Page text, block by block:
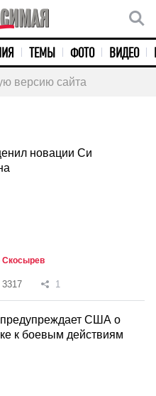
ТЕМЫ ФОТО ВИДЕО
версию сайта
новации Си
3317 1
США о
к боевым действиям